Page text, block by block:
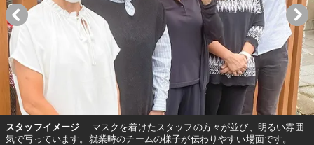
スタッフイメージ
マスクを着けたスタッフの方々が並び、明るい雰囲
気で写っています。就業時のチームの様子が伝わりやすい場面です。